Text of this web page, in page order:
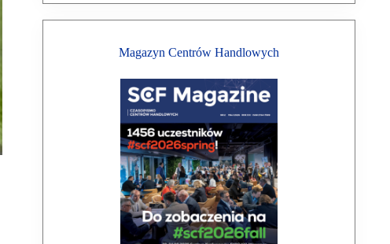
Magazyn Centrów Handlowych